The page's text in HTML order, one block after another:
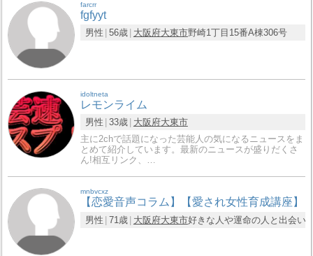
farcrr
fgfyyt
男性 56歳 大阪府大東市野崎1丁目15番A棟306号
idoltneta
レモンライム
男性 33歳 大阪府大東市
主に2chで話題になった芸能人の気になるニュースをま
とめて紹介しています。最新のニュースが盛りだくさ
ん!相互リンク、…
mnbvcxz
【恋愛音声コラム】【愛され女性育成講座】
男性 71歳 大阪府大東市好きな人や運命の人と出会い